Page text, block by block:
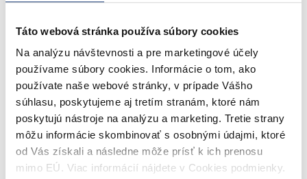
Táto webová stránka používa súbory cookies
Na analýzu návštevnosti a pre marketingové účely
používame súbory cookies. Informácie o tom, ako
používate naše webové stránky, v prípade Vášho
súhlasu, poskytujeme aj tretím stranám, ktoré nám
poskytujú nástroje na analýzu a marketing. Tretie strany
môžu informácie skombinovať s osobnými údajmi, ktoré
od Vás získali a následne môže prísť k ich prenosu
mimo EÚ. Viac informácií nájdete v Cookies podmienky.
dažďu, čo umožňuje jeho použitie aj počas nepriaznivého
Ľahké ovládanie
Tienidlo je navrhnuté s dôrazom na jednoduché ovládanie,